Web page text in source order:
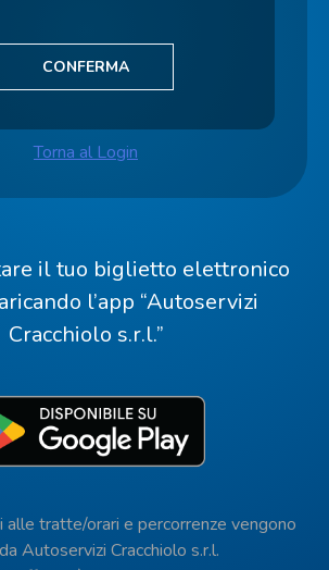
CONFERMA
Torna al Login
il tuo biglietto elettronico
l’app “Autoservizi
Cracchiolo s.r.l.”
alle tratte/orari e percorrenze vengono
Autoservizi Cracchiolo s.r.l.